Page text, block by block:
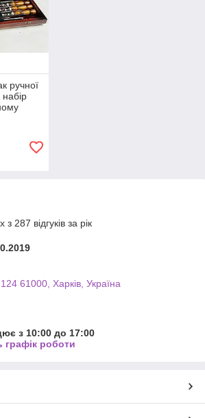
ручної
287 відгуків за рік
61000, Харків, Україна
з 10:00 до 17:00
графік роботи